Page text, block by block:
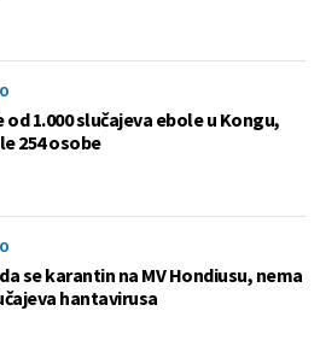
od 1.000 slučajeva ebole u Kongu,
254 osobe
se karantin na MV Hondiusu, nema
hantavirusa